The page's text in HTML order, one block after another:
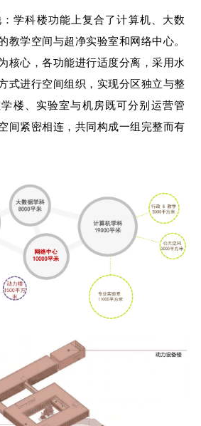
学科楼功能上复合了计算机、大数
教学空间与超净实验室和网络中心。
核心，各功能进行适度分离，采用水
式进行空间组织，实现分区独立与整
楼、实验室与机房既可分别运营管
间紧密相连，共同构成一组完整而有